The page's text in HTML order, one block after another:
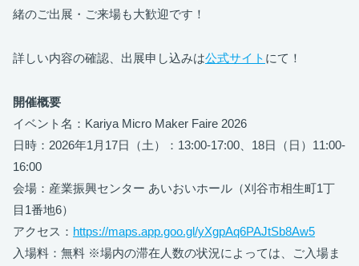
緒のご出展・ご来場も大歓迎です！
詳しい内容の確認、出展申し込みは公式サイト にて！
開催概要
イベント名：Kariya Micro Maker Faire 2026
日時：2026年1月17日（土）：13:00-17:00、18日（日）11:00-
16:00
会場：産業振興センター あいおいホール（刈谷市相生町1丁
目1番地6）
アクセス： https://maps.app.goo.gl/yXgpAq6PAJtSb8Aw5
入場料：無料 ※場内の滞在人数の状況によっては、ご入場ま